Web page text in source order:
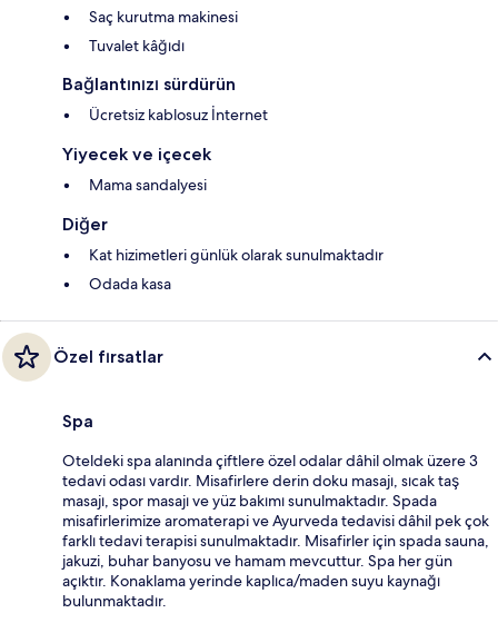
Saç kurutma makinesi
Tuvalet kâğıdı
Bağlantınızı sürdürün
Ücretsiz kablosuz İnternet
Yiyecek ve içecek
Mama sandalyesi
Diğer
Kat hizimetleri günlük olarak sunulmaktadır
Odada kasa
Özel fırsatlar
Spa
Oteldeki spa alanında çiftlere özel odalar dâhil olmak üzere 3
tedavi odası vardır. Misafirlere derin doku masajı, sıcak taş
masajı, spor masajı ve yüz bakımı sunulmaktadır. Spada
misafirlerimize aromaterapi ve Ayurveda tedavisi dâhil pek çok
farklı tedavi terapisi sunulmaktadır. Misafirler için spada sauna,
jakuzi, buhar banyosu ve hamam mevcuttur. Spa her gün
açıktır. Konaklama yerinde kaplıca/maden suyu kaynağı
bulunmaktadır.